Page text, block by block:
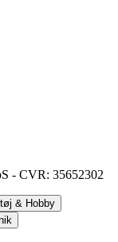
- CVR: 35652302
& Hobby